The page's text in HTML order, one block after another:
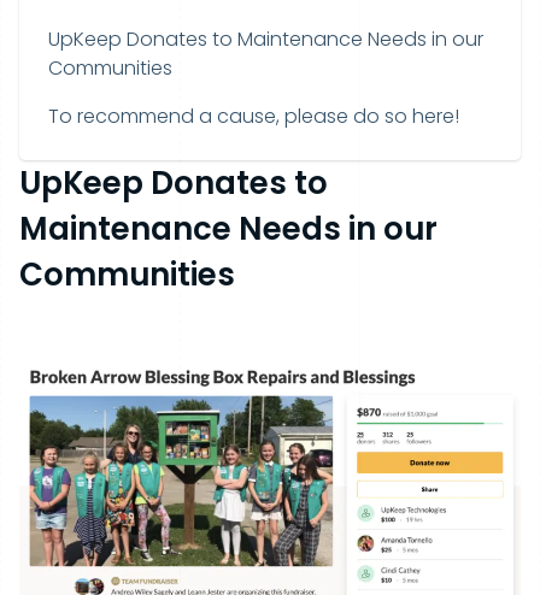
UpKeep Donates to Maintenance Needs in our
Communities
To recommend a cause, please do so here!
UpKeep Donates to
Maintenance Needs in our
Communities